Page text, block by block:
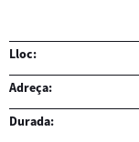
Lloc:
Adreça:
Durada: